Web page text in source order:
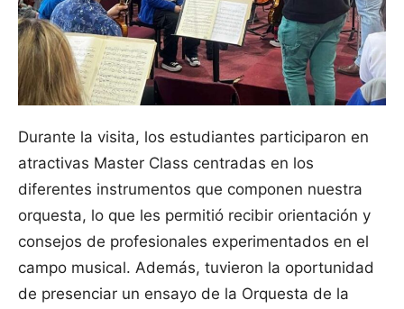
Durante la visita, los estudiantes participaron en
atractivas Master Class centradas en los
diferentes instrumentos que componen nuestra
orquesta, lo que les permitió recibir orientación y
consejos de profesionales experimentados en el
campo musical. Además, tuvieron la oportunidad
de presenciar un ensayo de la Orquesta de la